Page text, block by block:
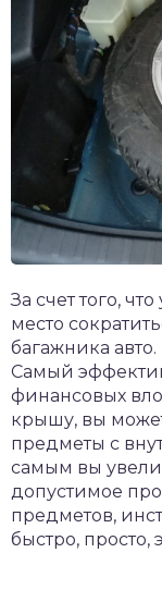
За счет того,
место
багажника
Самый
финансовых
крышу, вы
предметы с
самым вы
допустимое
предметов,
быстро, просто,